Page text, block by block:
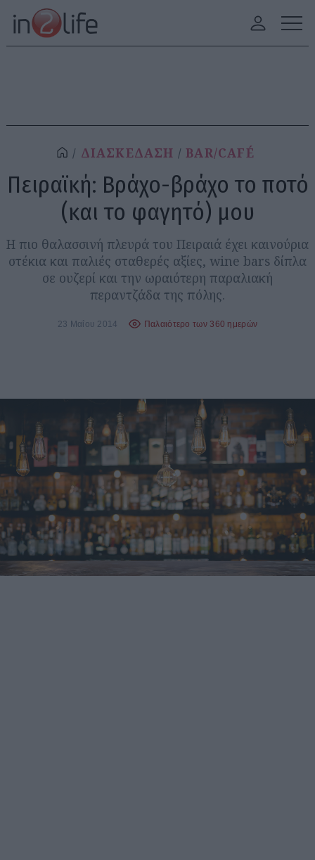
ΔΙΑΣΚΕΔΑΣΗ BAR/CAFÉ
Πειραϊκή: Βράχο-βράχο το ποτό
(και το φαγητό) μου
Η πιο θαλασσινή πλευρά του Πειραιά έχει καινούρια
στέκια και παλιές σταθερές αξίες, wine bars δίπλα
σε ουζερί και την ωραιότερη παραλιακή
περαντζάδα της πόλης.
23 Μαΐου 2014 Παλαιότερο των 360 ημερών